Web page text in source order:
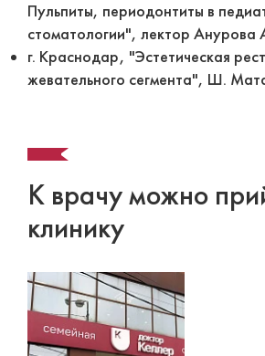
Пульпиты, периодонтиты в
стоматологии", лектор Анурова
г. Краснодар, "Эстетическая
жевательного сегмента", Ш.
К врачу можно
клинику